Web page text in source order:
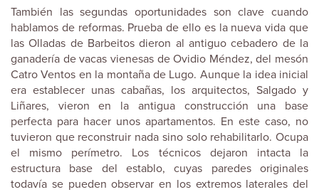
También las segundas oportunidades son clave cuando
hablamos de reformas. Prueba de ello es la nueva vida que
las Olladas de Barbeitos dieron al antiguo cebadero de la
ganadería de vacas vienesas de Ovidio Méndez, del mesón
Catro Ventos en la montaña de Lugo. Aunque la idea inicial
era establecer unas cabañas, los arquitectos, Salgado y
Liñares, vieron en la antigua construcción una base
perfecta para hacer unos apartamentos. En este caso, no
tuvieron que reconstruir nada sino solo rehabilitarlo. Ocupa
el mismo perímetro. Los técnicos dejaron intacta la
estructura base del establo, cuyas paredes originales
todavía se pueden observar en los extremos laterales del